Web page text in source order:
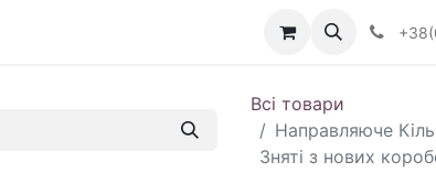
Всі товари
Направляюче
Зняті з нових